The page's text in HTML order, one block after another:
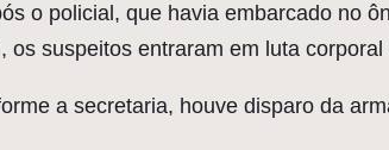
o policial, que havia embarcado no
os suspeitos entraram em luta
a secretaria, houve disparo da